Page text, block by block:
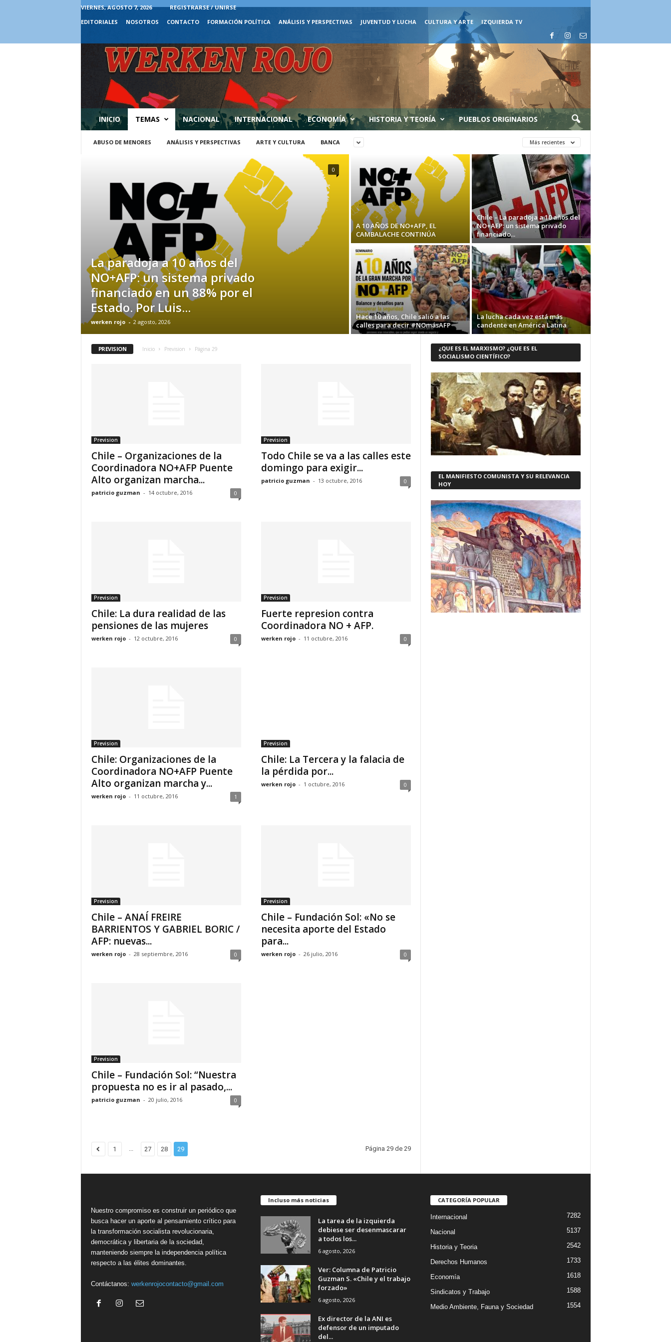
VIERNES, AGOSTO 7, 2026
REGISTRARSE / UNIRSE
EDITORIALES
NOSOTROS CONTACTO FORMACIÓN POLÍTICA ANÁLISIS Y PERSPECTIVAS JUVENTUD Y LUCHA CULTURA Y ARTE IZQUIERDA TV
INICIO TEMAS NACIONAL INTERNACIONAL ECONOMÍA HISTORIA Y TEORÍA PUEBLOS ORIGINARIOS
ABUSO DE MENORES ANÁLISIS Y PERSPECTIVAS ARTE Y CULTURA BANCA Más recientes
La paradoja a 10 años del
NO+AFP: un sistema privado
financiado en un 88% por el
Estado. Por Luis...
werken rojo - 2 agosto, 2026
0
A 10 AÑOS DE NO+AFP, EL
CAMBALACHE CONTINÚA
Chile – La paradoja a 10 años del
NO+AFP: un sistema privado
financiado...
Hace 10 años, Chile salió a las
calles para decir #NOmásAFP
La lucha cada vez está más
candente en América Latina
PREVISION Inicio Prevision Página 29
Prevision
Chile – Organizaciones de la
Coordinadora NO+AFP Puente
Alto organizan marcha...
patricio guzman - 14 octubre, 2016 0
Prevision
Todo Chile se va a las calles este
domingo para exigir...
patricio guzman - 13 octubre, 2016 0
Prevision
Chile: La dura realidad de las
pensiones de las mujeres
werken rojo - 12 octubre, 2016 0
Prevision
Fuerte represion contra
Coordinadora NO + AFP.
werken rojo - 11 octubre, 2016 0
Prevision
Chile: Organizaciones de la
Coordinadora NO+AFP Puente
Alto organizan marcha y...
werken rojo - 11 octubre, 2016 1
Prevision
Chile: La Tercera y la falacia de
la pérdida por...
werken rojo - 1 octubre, 2016 0
Prevision
Chile – ANAÍ FREIRE
BARRIENTOS Y GABRIEL BORIC /
AFP: nuevas...
werken rojo - 28 septiembre, 2016 0
Prevision
Chile – Fundación Sol: «No se
necesita aporte del Estado
para...
werken rojo - 26 julio, 2016 0
Prevision
Chile – Fundación Sol: “Nuestra
propuesta no es ir al pasado,...
patricio guzman - 20 julio, 2016 0
1 ... 27 28 29 Página 29 de 29
¿QUE ES EL MARXISMO? ¿QUE ES EL
SOCIALISMO CIENTÍFICO?
EL MANIFIESTO COMUNISTA Y SU RELEVANCIA
HOY
Nuestro compromiso es construir un periódico que
busca hacer un aporte al pensamiento crítico para
la transformación socialista revolucionaria,
democrática y libertaria de la sociedad,
manteniendo siempre la independencia política
respecto a las élites dominantes.
Contáctanos: werkenrojocontacto@gmail.com
Incluso más noticias
La tarea de la izquierda
debiese ser desenmascarar
a todos los...
6 agosto, 2026
Ver: Columna de Patricio
Guzman S. «Chile y el trabajo
forzado»
6 agosto, 2026
Ex director de la ANI es
defensor de un imputado
del...
CATEGORÍA POPULAR
Internacional 7282
Nacional 5137
Historia y Teoria 2542
Derechos Humanos 1733
Economía 1618
Sindicatos y Trabajo 1588
Medio Ambiente, Fauna y Sociedad 1554